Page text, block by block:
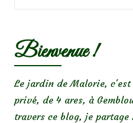
Bienvenue !
Le jardin de Malorie,
privé, de 4 ares, à
travers ce blog, je partage